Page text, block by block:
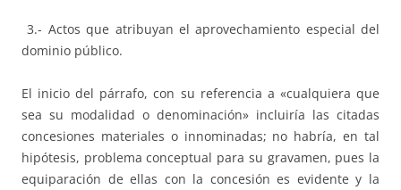
3.- Actos que atribuyan el aprovechamiento especial del
dominio público.
El inicio del párrafo, con su referencia a «cualquiera que
sea su modalidad o denominación» incluiría las citadas
concesiones materiales o innominadas; no habría, en tal
hipótesis, problema conceptual para su gravamen, pues la
equiparación de ellas con la concesión es evidente y la